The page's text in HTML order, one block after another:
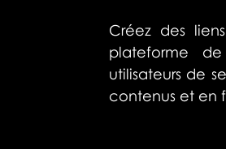
Créez des
plateforme
utilisateurs de
contenus et en